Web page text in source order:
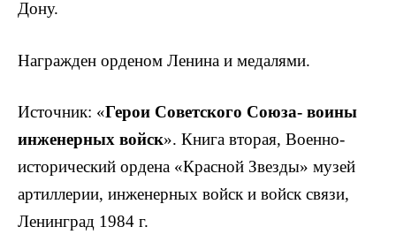
Дону.
Награжден орденом Ленина и медалями.
Источник: «Герои Советского Союза- воины
инженер­ных войск». Книга вторая, Военно-
исторический ордена «Красной Звезды» музей
артиллерии, инженерных войск и войск связи,
Ленинград 1984 г.